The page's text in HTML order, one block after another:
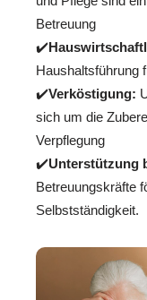
Betreuung
✔️
Haushaltsführung
✔️Verköstigung:
sich um die
Verpflegung
✔️Unterstützung
Betreuungskräfte
Selbstständigkeit.